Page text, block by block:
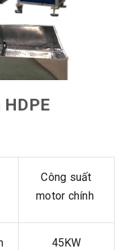
Công suất
motor chính
45KW